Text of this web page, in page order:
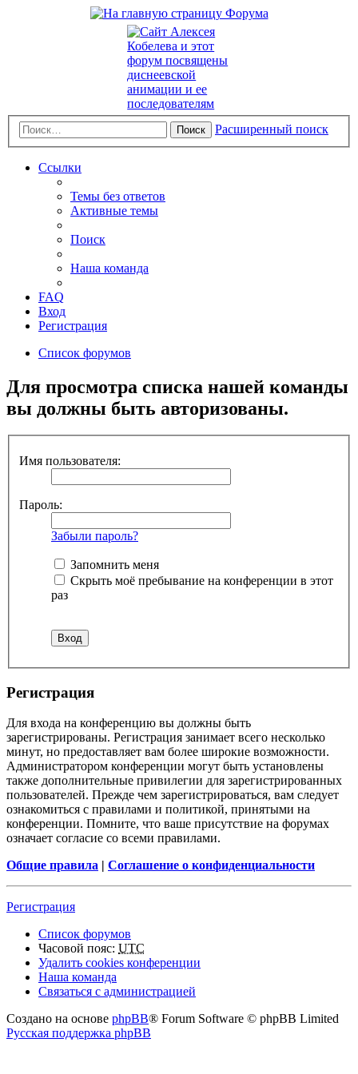
Поиск Расширенный поиск
Ссылки
Темы без ответов
Активные темы
Поиск
Наша команда
FAQ
Вход
Регистрация
Список форумов
Для просмотра списка нашей команды
вы должны быть авторизованы.
Имя пользователя:
Пароль:
Забыли пароль?
Запомнить меня
Скрыть моё пребывание на конференции в этот
раз
Регистрация
Для входа на конференцию вы должны быть
зарегистрированы. Регистрация занимает всего несколько
минут, но предоставляет вам более широкие возможности.
Администратором конференции могут быть установлены
также дополнительные привилегии для зарегистрированных
пользователей. Прежде чем зарегистрироваться, вам следует
ознакомиться с правилами и политикой, принятыми на
конференции. Помните, что ваше присутствие на форумах
означает согласие со всеми правилами.
Общие правила | Соглашение о конфиденциальности
Регистрация
Список форумов
Часовой пояс: UTC
Удалить cookies конференции
Наша команда
Связаться с администрацией
Создано на основе phpBB® Forum Software © phpBB Limited
Русская поддержка phpBB